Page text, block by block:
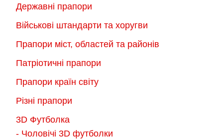
вибрати
на
товару
Державні прапори
Військові штандарти та хоругви
Прапори міст, областей та районів
Патріотичні прапори
Прапори країн світу
Різні прапори
3D Футболка
- Чоловічі 3D футболки